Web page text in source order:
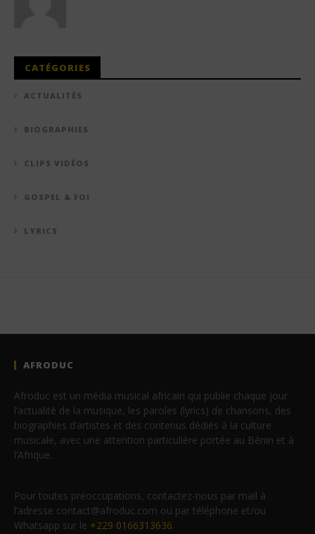
CATÉGORIES
ACTUALITÉS
BIOGRAPHIES
CLIPS VIDÉOS
GOSPEL & FOI
LYRICS
AFRODUC
Afroduc est un média musical africain qui publie chaque jour
l’actualité de la musique, les paroles (lyrics) de chansons, des
biographies d’artistes et des contenus dédiés à la culture
musicale, avec une attention particulière portée au Bénin et à
l’Afrique.
Pour toutes préoccupations, contactez-nous par mail à
l’adresse contact@afroduc.com ou par téléphone et/ou
Whatsapp sur le +229 0166313636.